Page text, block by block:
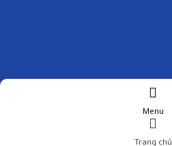
Menu
Trang chủ